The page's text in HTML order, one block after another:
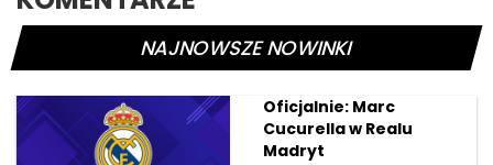
NAJNOWSZE NOWINKI
Oficjalnie: Marc
Cucurella w Realu
Madryt